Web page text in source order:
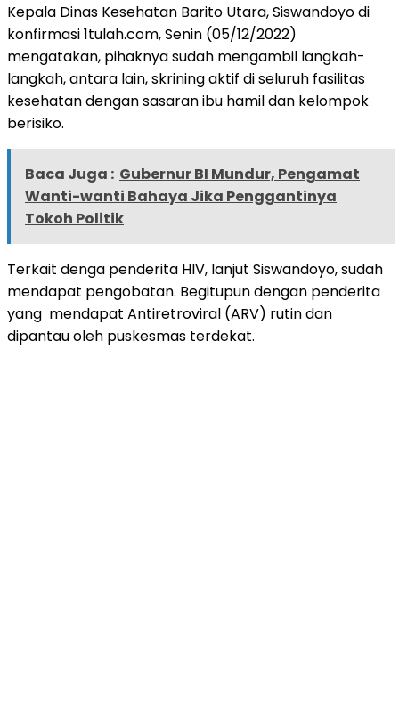
Kepala Dinas Kesehatan Barito Utara, Siswandoyo di
konfirmasi 1tulah.com, Senin (05/12/2022)
mengatakan, pihaknya sudah mengambil langkah-
langkah, antara lain, skrining aktif di seluruh fasilitas
kesehatan dengan sasaran ibu hamil dan kelompok
berisiko.
Baca Juga : Gubernur BI Mundur, Pengamat
Wanti-wanti Bahaya Jika Penggantinya
Tokoh Politik
Terkait denga penderita HIV, lanjut Siswandoyo, sudah
mendapat pengobatan. Begitupun dengan penderita
yang mendapat Antiretroviral (ARV) rutin dan
dipantau oleh puskesmas terdekat.